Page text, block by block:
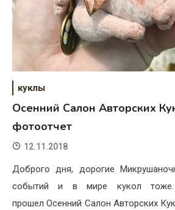
куклы
Осенний Салон Авторских
фотоотчет
12.11.2018
Доброго дня, дорогие
событий и в мире кукол
прошел Осенний Салон Авторских